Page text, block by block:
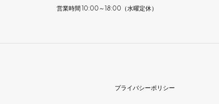
営業時間 10:00～18:00（水曜定休）
プライバシーポリシー